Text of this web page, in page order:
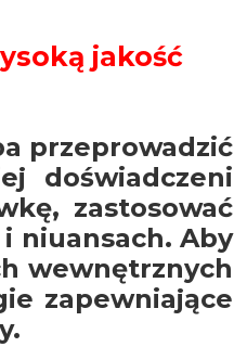
jakość
przeprowadzić
doświadczeni
zastosować
niuansach. Aby
wewnętrznych
zapewniające